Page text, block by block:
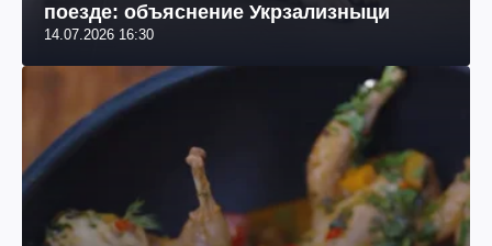
поезде: объяснение Укрзализныци
14.07.2026 16:30